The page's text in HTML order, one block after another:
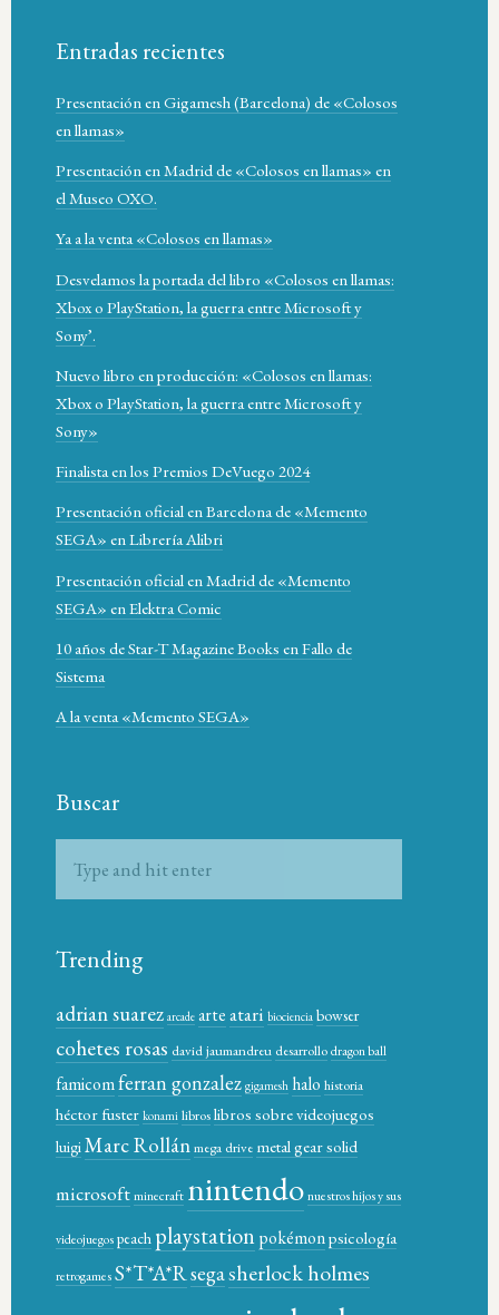
Entradas recientes
Presentación en Gigamesh (Barcelona) de «Colosos
en llamas»
Presentación en Madrid de «Colosos en llamas» en
el Museo OXO.
Ya a la venta «Colosos en llamas»
Desvelamos la portada del libro «Colosos en llamas:
Xbox o PlayStation, la guerra entre Microsoft y
Sony’.
Nuevo libro en producción: «Colosos en llamas:
Xbox o PlayStation, la guerra entre Microsoft y
Sony»
Finalista en los Premios DeVuego 2024
Presentación oficial en Barcelona de «Memento
SEGA» en Librería Alibri
Presentación oficial en Madrid de «Memento
SEGA» en Elektra Comic
10 años de Star-T Magazine Books en Fallo de
Sistema
A la venta «Memento SEGA»
Buscar
Trending
adrian suarez arcade arteatari biociencia bowser
cohetes rosas david jaumandreu desarrollodragon ball
famicomferran gonzalez gigamesh halo historia
héctor fuster konami libroslibros sobre videojuegos
luigiMarc Rollánmega drive metal gear solid
microsoftminecraft nintendonuestros hijos y sus
videojuegospeach playstationpokémonpsicología
retrogamesS*T*A*Rsegasherlock holmes